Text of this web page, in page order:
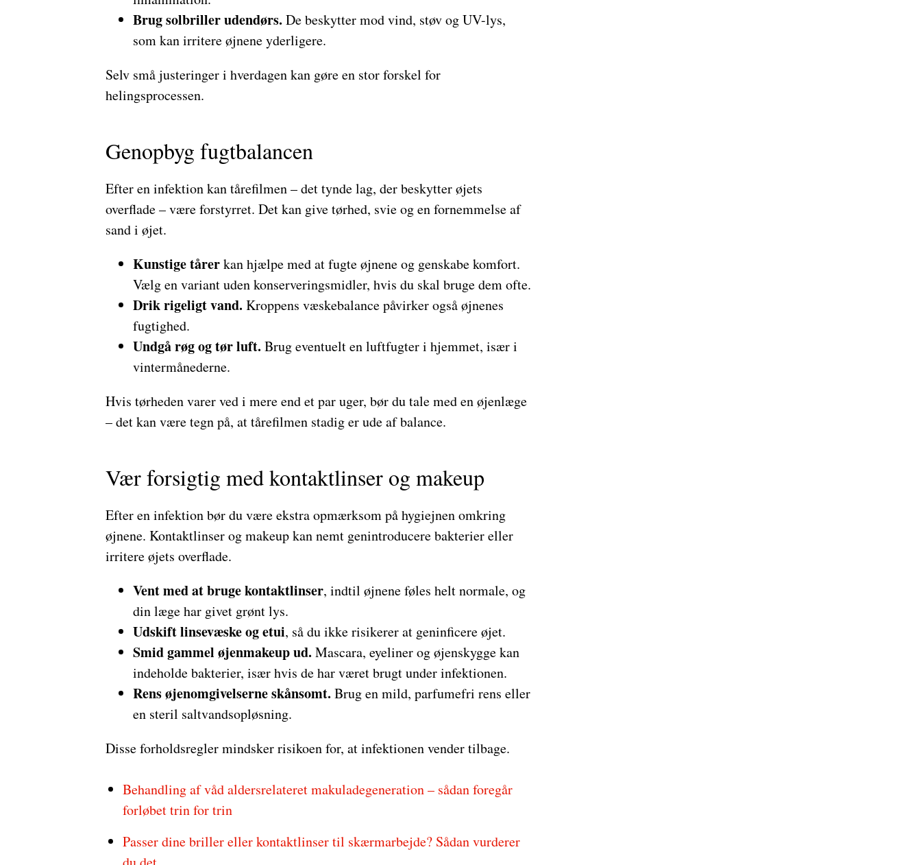
Brug solbriller udendørs. De beskytter mod vind, støv og UV-lys,
som kan irritere øjnene yderligere.
Selv små justeringer i hverdagen kan gøre en stor forskel for
helingsprocessen.
Genopbyg fugtbalancen
Efter en infektion kan tårefilmen – det tynde lag, der beskytter øjets
overflade – være forstyrret. Det kan give tørhed, svie og en fornemmelse af
sand i øjet.
Kunstige tårerkan hjælpe med at fugte øjnene og genskabe komfort.
Vælg en variant uden konserveringsmidler, hvis du skal bruge dem ofte.
Drik rigeligt vand. Kroppens væskebalance påvirker også øjnenes
fugtighed.
Undgå røg og tør luft. Brug eventuelt en luftfugter i hjemmet, især i
vintermånederne.
Hvis tørheden varer ved i mere end et par uger, bør du tale med en øjenlæge
– det kan være tegn på, at tårefilmen stadig er ude af balance.
Vær forsigtig med kontaktlinser og makeup
Efter en infektion bør du være ekstra opmærksom på hygiejnen omkring
øjnene. Kontaktlinser og makeup kan nemt genintroducere bakterier eller
irritere øjets overflade.
Vent med at bruge kontaktlinser, indtil øjnene føles helt normale, og
din læge har givet grønt lys.
Udskift linsevæske og etui, så du ikke risikerer at geninficere øjet.
Smid gammel øjenmakeup ud. Mascara, eyeliner og øjenskygge kan
indeholde bakterier, især hvis de har været brugt under infektionen.
Rens øjenomgivelserne skånsomt. Brug en mild, parfumefri rens eller
en steril saltvandsopløsning.
Disse forholdsregler mindsker risikoen for, at infektionen vender tilbage.
Behandling af våd aldersrelateret makuladegeneration – sådan foregår
forløbet trin for trin
Passer dine briller eller kontaktlinser til skærmarbejde? Sådan vurderer